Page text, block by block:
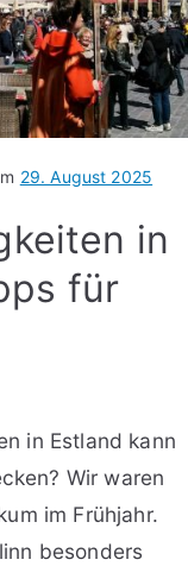
29. August 2025
in
für
in Estland kann
Wir waren
im Frühjahr.
besonders